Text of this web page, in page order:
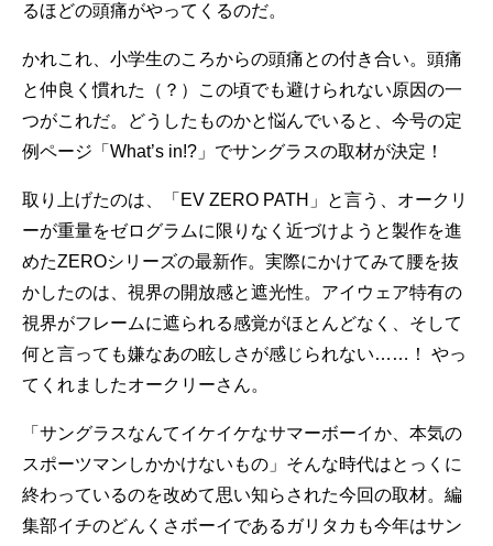
るほどの頭痛がやってくるのだ。
かれこれ、小学生のころからの頭痛との付き合い。頭痛
と仲良く慣れた（？）この頃でも避けられない原因の一
つがこれだ。どうしたものかと悩んでいると、今号の定
例ページ「What’s in!?」でサングラスの取材が決定！
取り上げたのは、「EV ZERO PATH」と言う、オークリ
ーが重量をゼログラムに限りなく近づけようと製作を進
めたZEROシリーズの最新作。実際にかけてみて腰を抜
かしたのは、視界の開放感と遮光性。アイウェア特有の
視界がフレームに遮られる感覚がほとんどなく、そして
何と言っても嫌なあの眩しさが感じられない……！ やっ
てくれましたオークリーさん。
「サングラスなんてイケイケなサマーボーイか、本気の
スポーツマンしかかけないもの」そんな時代はとっくに
終わっているのを改めて思い知らされた今回の取材。編
集部イチのどんくさボーイであるガリタカも今年はサン